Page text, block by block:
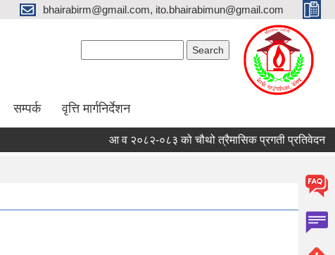
bhairabirm@gmail.com, ito.bhairabimun@gmail.com
सम्पर्क वृत्ति मार्गनिर्देशन
आ व २०८२-०८३ को चौथो त्रैमासिक प्रगती प्रतिवेदन